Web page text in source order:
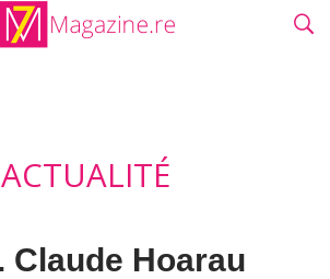
ACTUALITÉ
Claude Hoarau